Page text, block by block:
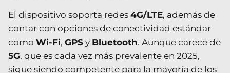
El dispositivo soporta redes 4G/LTE, además de
contar con opciones de conectividad estándar
como Wi-Fi, GPS y Bluetooth. Aunque carece de
5G, que es cada vez más prevalente en 2025,
sigue siendo competente para la mayoría de los